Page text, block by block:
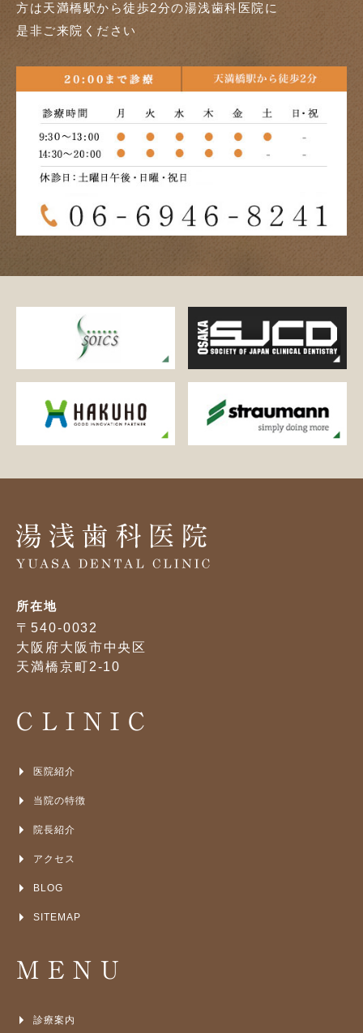
方は天満橋駅から徒歩2分の湯浅歯科医院に
是非ご来院ください
所在地
〒540-0032
大阪府大阪市中央区
天満橋京町2-10
CLINIC
医院紹介
当院の特徴
院長紹介
アクセス
BLOG
SITEMAP
MENU
診療案内